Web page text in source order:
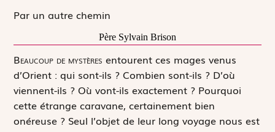
Par un autre chemin
Père Sylvain Brison
Beaucoup de mystères entourent ces mages venus
d’Orient : qui sont-ils ? Combien sont-ils ? D’où
viennent-ils ? Où vont-ils exactement ? Pourquoi
cette étrange caravane, certainement bien
onéreuse ? Seul l’objet de leur long voyage nous est